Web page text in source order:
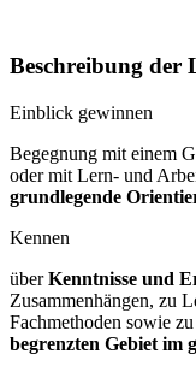
Beschreibung der
Einblick gewinnen
Begegnung mit einem
oder mit Lern- und
grundlegende
Kennen
überKenntnisse und
Zusammenhängen, zu
Fachmethoden sowie
begrenzten Gebiet im